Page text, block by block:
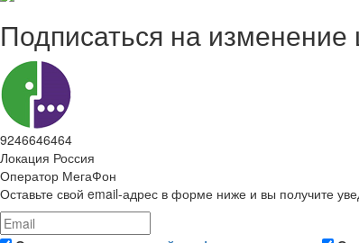
Подписаться на
9246646464
Локация Россия
Оператор МегаФон
Оставьте свой email-адрес в форме ниже и вы получите